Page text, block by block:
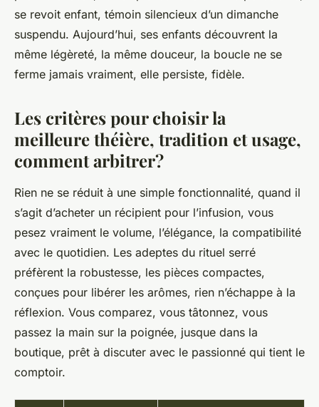
se revoit enfant, témoin silencieux d’un dimanche
suspendu. Aujourd’hui, ses enfants découvrent la
même légèreté, la même douceur, la boucle ne se
ferme jamais vraiment, elle persiste, fidèle.
Les critères pour choisir la
meilleure théière, tradition et usage,
comment arbitrer?
Rien ne se réduit à une simple fonctionnalité, quand il
s’agit d’acheter un récipient pour l’infusion, vous
pesez vraiment le volume, l’élégance, la compatibilité
avec le quotidien. Les adeptes du rituel serré
préfèrent la robustesse, les pièces compactes,
conçues pour libérer les arômes, rien n’échappe à la
réflexion. Vous comparez, vous tâtonnez, vous
passez la main sur la poignée, jusque dans la
boutique, prêt à discuter avec le passionné qui tient le
comptoir.